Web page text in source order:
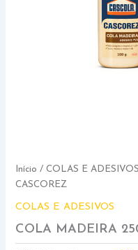
Início /COLAS E ADESIVOS
CASCOREZ
COLAS E ADESIVOS
COLA MADEIRA